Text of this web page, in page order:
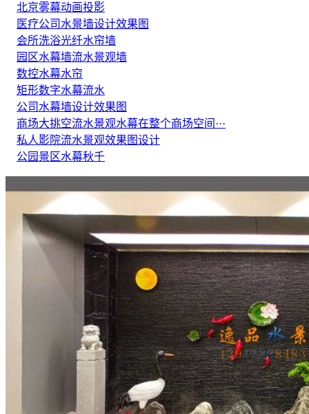
北京雾幕动画投影
医疗公司水景墙设计效果图
会所洗浴光纤水帘墙
园区水幕墙流水景观墙
数控水幕水帘
矩形数字水幕流水
公司水幕墙设计效果图
商场大挑空流水景观水幕在整个商场空间···
私人影院流水景观效果图设计
公园景区水幕秋千